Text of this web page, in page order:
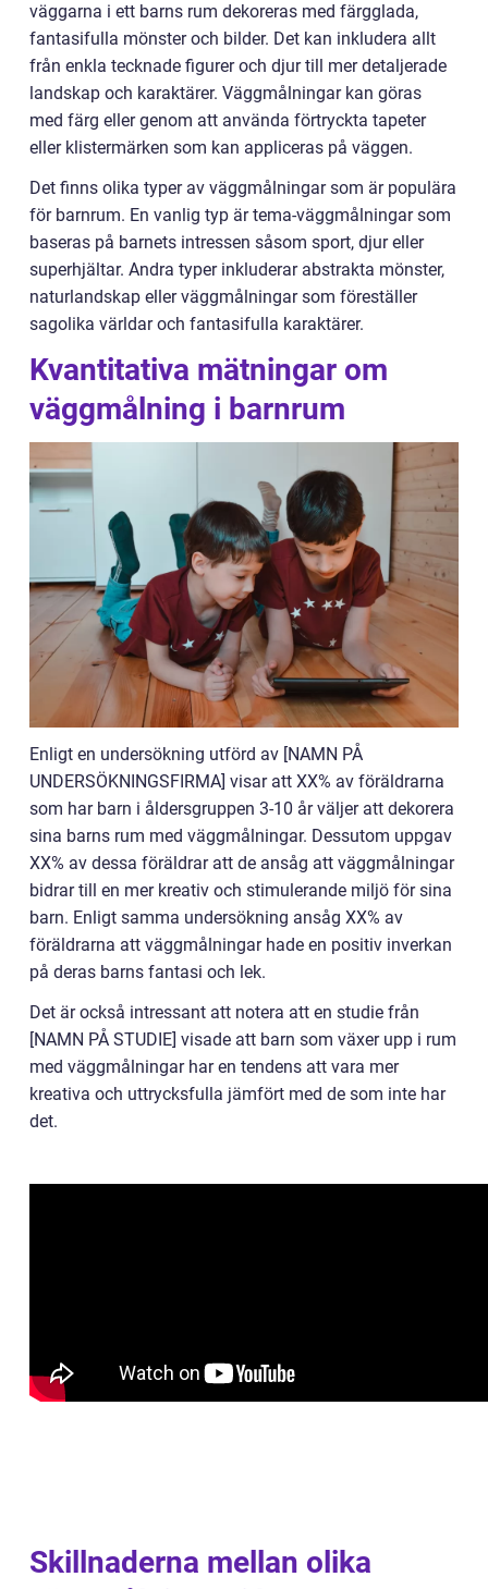
väggarna i ett barns rum dekoreras med färgglada,
fantasifulla mönster och bilder. Det kan inkludera allt
från enkla tecknade figurer och djur till mer detaljerade
landskap och karaktärer. Väggmålningar kan göras
med färg eller genom att använda förtryckta tapeter
eller klistermärken som kan appliceras på väggen.
Det finns olika typer av väggmålningar som är populära
för barnrum. En vanlig typ är tema-väggmålningar som
baseras på barnets intressen såsom sport, djur eller
superhjältar. Andra typer inkluderar abstrakta mönster,
naturlandskap eller väggmålningar som föreställer
sagolika världar och fantasifulla karaktärer.
Kvantitativa mätningar om
väggmålning i barnrum
Enligt en undersökning utförd av [NAMN PÅ
UNDERSÖKNINGSFIRMA] visar att XX% av föräldrarna
som har barn i åldersgruppen 3-10 år väljer att dekorera
sina barns rum med väggmålningar. Dessutom uppgav
XX% av dessa föräldrar att de ansåg att väggmålningar
bidrar till en mer kreativ och stimulerande miljö för sina
barn. Enligt samma undersökning ansåg XX% av
föräldrarna att väggmålningar hade en positiv inverkan
på deras barns fantasi och lek.
Det är också intressant att notera att en studie från
[NAMN PÅ STUDIE] visade att barn som växer upp i rum
med väggmålningar har en tendens att vara mer
kreativa och uttrycksfulla jämfört med de som inte har
det.
Skillnaderna mellan olika